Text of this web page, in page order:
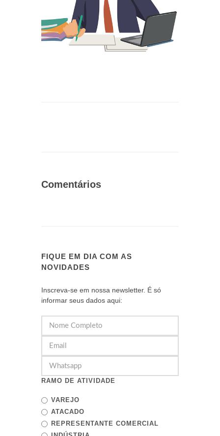
Comentários
FIQUE EM DIA COM AS
NOVIDADES
Inscreva-se em nossa newsletter. É só
informar seus dados aqui:
RAMO DE ATIVIDADE
VAREJO
ATACADO
REPRESENTANTE COMERCIAL